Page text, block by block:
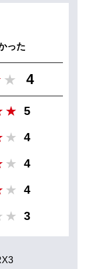
った
4
5
4
4
4
3